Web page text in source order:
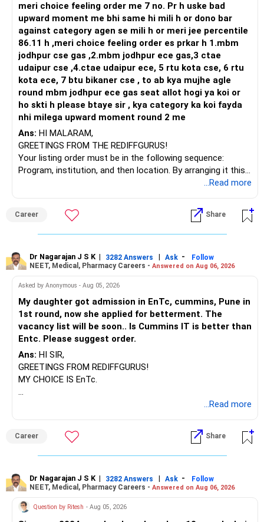
meri choice feeling order me 7 no. Pr h uske bad
upward moment me bhi same hi mili h or dono bar
against category agen se mili h or meri jee percentile
86.11 h ,meri choice feeling order es prkar h 1.mbm
jodhpur cse gas ,2.mbm jodhpur ece gas,3 ctae
udaipur cse ,4.ctae udaipur ece, 5 rtu kota cse, 6 rtu
kota ece, 7 btu bikaner cse , to ab kya mujhe agle
round mbm jodhpur ece gas seat allot hogi ya koi or
ho skti h please btaye sir , kya category ka koi fayda
nhi milega upward moment round 2 me
Ans: HI MALARAM,
GREETINGS FROM THE REDIFFGURUS!
Your listing order must be in the following sequence:
Program, institution, and then location. By arranging it this
BEST WISHES.
...Read more
Career Share
Dr Nagarajan J S K | 3282 Answers | Ask -
Follow
NEET, Medical, Pharmacy Careers - Answered on Aug 06, 2026
Asked by Anonymous - Aug 05, 2026
My daughter got admission in EnTc, cummins, Pune in
1st round, now she applied for betterment. The
vacancy list will be soon.. Is Cummins IT is better than
Entc. Please suggest order.
Ans: HI SIR,
GREETINGS FROM REDIFFGURUS!
MY CHOICE IS EnTc.
...Read more
Career Share
Dr Nagarajan J S K | 3282 Answers | Ask -
Follow
NEET, Medical, Pharmacy Careers - Answered on Aug 06, 2026
Question by Ritesh - Aug 05, 2026